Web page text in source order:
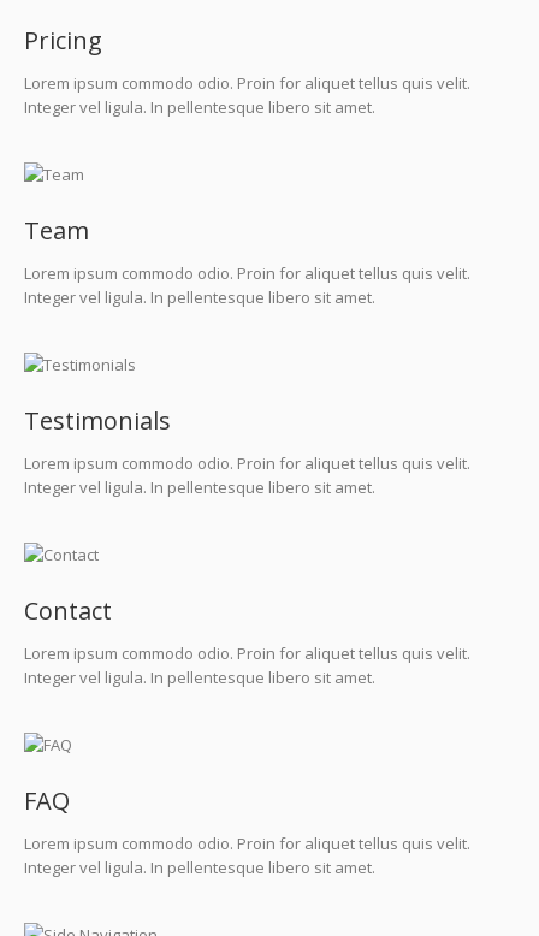
Pricing
Lorem ipsum commodo odio. Proin for aliquet tellus quis velit.
Integer vel ligula. In pellentesque libero sit amet.
Team
Lorem ipsum commodo odio. Proin for aliquet tellus quis velit.
Integer vel ligula. In pellentesque libero sit amet.
Testimonials
Lorem ipsum commodo odio. Proin for aliquet tellus quis velit.
Integer vel ligula. In pellentesque libero sit amet.
Contact
Lorem ipsum commodo odio. Proin for aliquet tellus quis velit.
Integer vel ligula. In pellentesque libero sit amet.
FAQ
Lorem ipsum commodo odio. Proin for aliquet tellus quis velit.
Integer vel ligula. In pellentesque libero sit amet.